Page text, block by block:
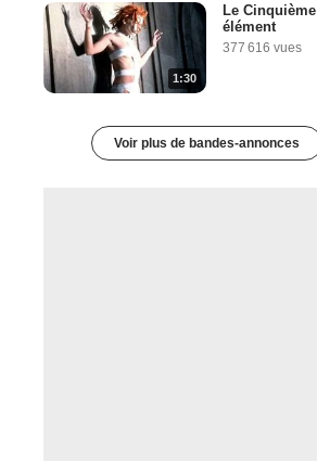
1:30
Le Cinquième
élément
377 616 vues
Voir plus de bandes-annonces